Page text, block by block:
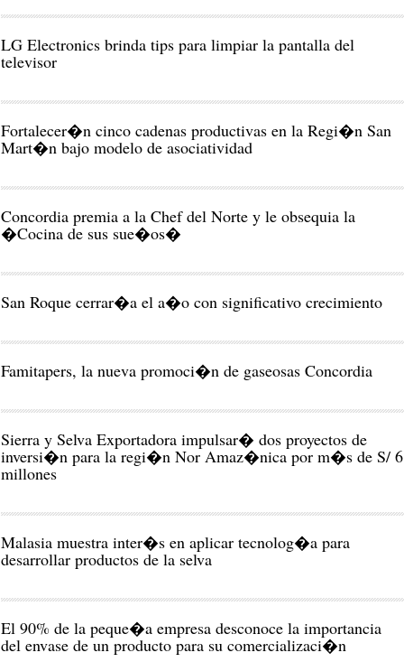
LG Electronics brinda tips para limpiar la pantalla del
televisor
Fortalecer�n cinco cadenas productivas en la Regi�n San
Mart�n bajo modelo de asociatividad
Concordia premia a la Chef del Norte y le obsequia la
�Cocina de sus sue�os�
San Roque cerrar�a el a�o con significativo crecimiento
Famitapers, la nueva promoci�n de gaseosas Concordia
Sierra y Selva Exportadora impulsar� dos proyectos de
inversi�n para la regi�n Nor Amaz�nica por m�s de S/ 6
millones
Malasia muestra inter�s en aplicar tecnolog�a para
desarrollar productos de la selva
El 90% de la peque�a empresa desconoce la importancia
del envase de un producto para su comercializaci�n